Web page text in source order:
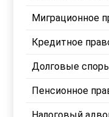
Миграционное
Кредитное
Долговые
Пенсионное
Налоговый